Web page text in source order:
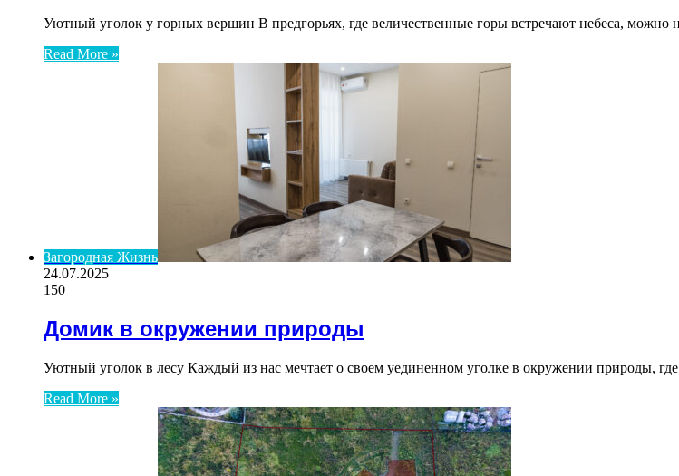
Уютный уголок у горных вершин В предгорьях, где величественные горы встречают небеса,
Read More »
Загородная Жизнь
24.07.2025
150
Домик в окружении природы
Уютный уголок в лесу Каждый из нас мечтает о своем уединенном уголке в окружении природы,
Read More »